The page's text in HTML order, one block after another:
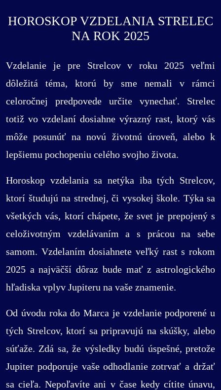
HOROSKOP VZDELANIA STRELEC
NA ROK 2025
Vzdelanie je pre Strelcov v roku 2025 veľmi
dôležitá téma, ktorú by sme nemali v rámci
celoročnej predpovede určite vynechať. Strelec
totiž vo vzdelaní dosiahne výrazný rast, ktorý vás
môže posunúť na novú životnú úroveň, alebo k
lepšiemu pochopeniu celého svojho života.
Horoskop vzdelania sa netýka iba tých Strelcov,
ktorí študujú na strednej, či vysokej škole. Týka sa
všetkých vás, ktorí chápete, že svet je prepojený s
celoživotným vzdelávaním a s prácou na sebe
samom. Vzdelaním dosiahnete veľký rast s rokom
2025 a najväčší dôraz bude mať z astrologického
hľadiska vplyv Jupiteru na vaše znamenie.
Od úvodu roka do Marca je vzdelanie podporené u
tých Strelcov, ktorí sa pripravujú na skúšky, alebo
súťaže. Zdá sa, že výsledky budú úspešné, pretože
Jupiter podporuje vaše odhodlanie zotrvať a držať
sa cieľa. Nepoľavíte ani v čase kedy cítite únavu,